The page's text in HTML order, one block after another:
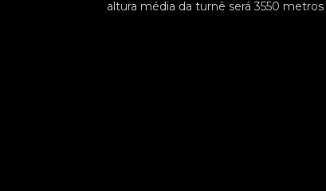
altura média da turnê será 3550 metros